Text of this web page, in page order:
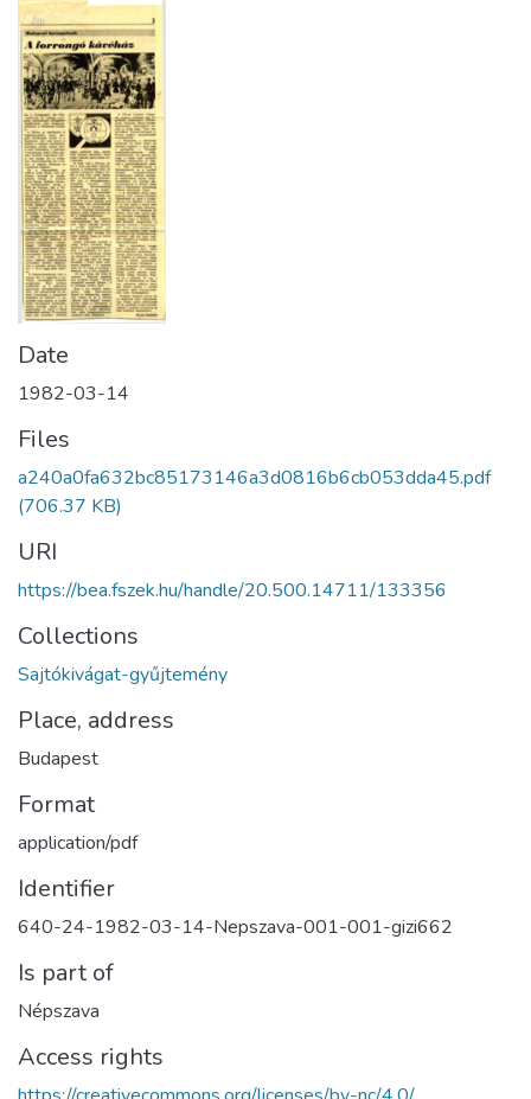
Date
1982-03-14
Files
a240a0fa632bc85173146a3d0816b6cb053dda45.pdf
(706.37 KB)
URI
https://bea.fszek.hu/handle/20.500.14711/133356
Collections
Sajtókivágat-gyűjtemény
Place, address
Budapest
Format
application/pdf
Identifier
640-24-1982-03-14-Nepszava-001-001-gizi662
Is part of
Népszava
Access rights